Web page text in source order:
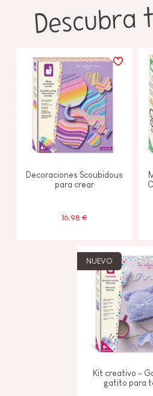
Descubra
Decoraciones Scoubidous
para crear
16,98 €
NUEVO
Kit creativo -
gatito para